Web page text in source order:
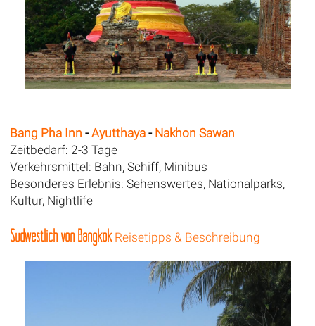
Bang Pha Inn -Ayutthaya- Nakhon Sawan
Zeitbedarf: 2-3 Tage
Verkehrsmittel: Bahn, Schiff, Minibus
Besonderes Erlebnis: Sehenswertes, Nationalparks,
Kultur, Nightlife
Südwestlich von Bangkok Reisetipps & Beschreibung